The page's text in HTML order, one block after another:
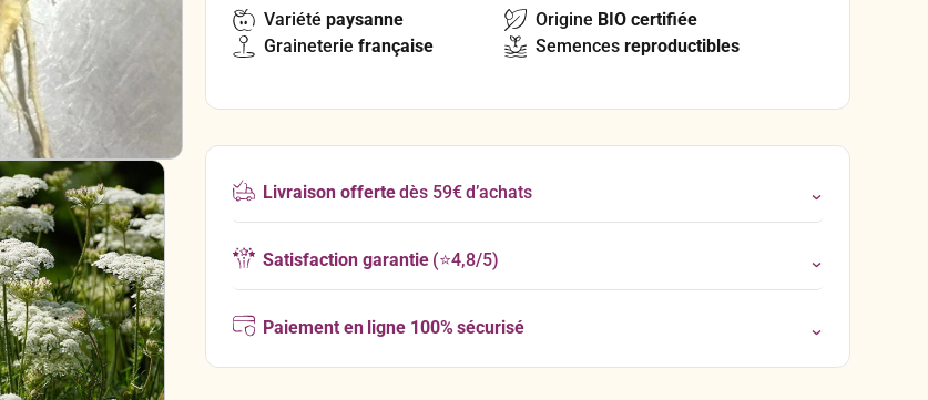
Variété paysanne Origine BIO certifiée
Graineterie française Semences reproductibles
Livraison offertedès 59€ d’achats
Satisfaction garantie(⭐4,8/5)
Paiement en ligne 100% sécurisé